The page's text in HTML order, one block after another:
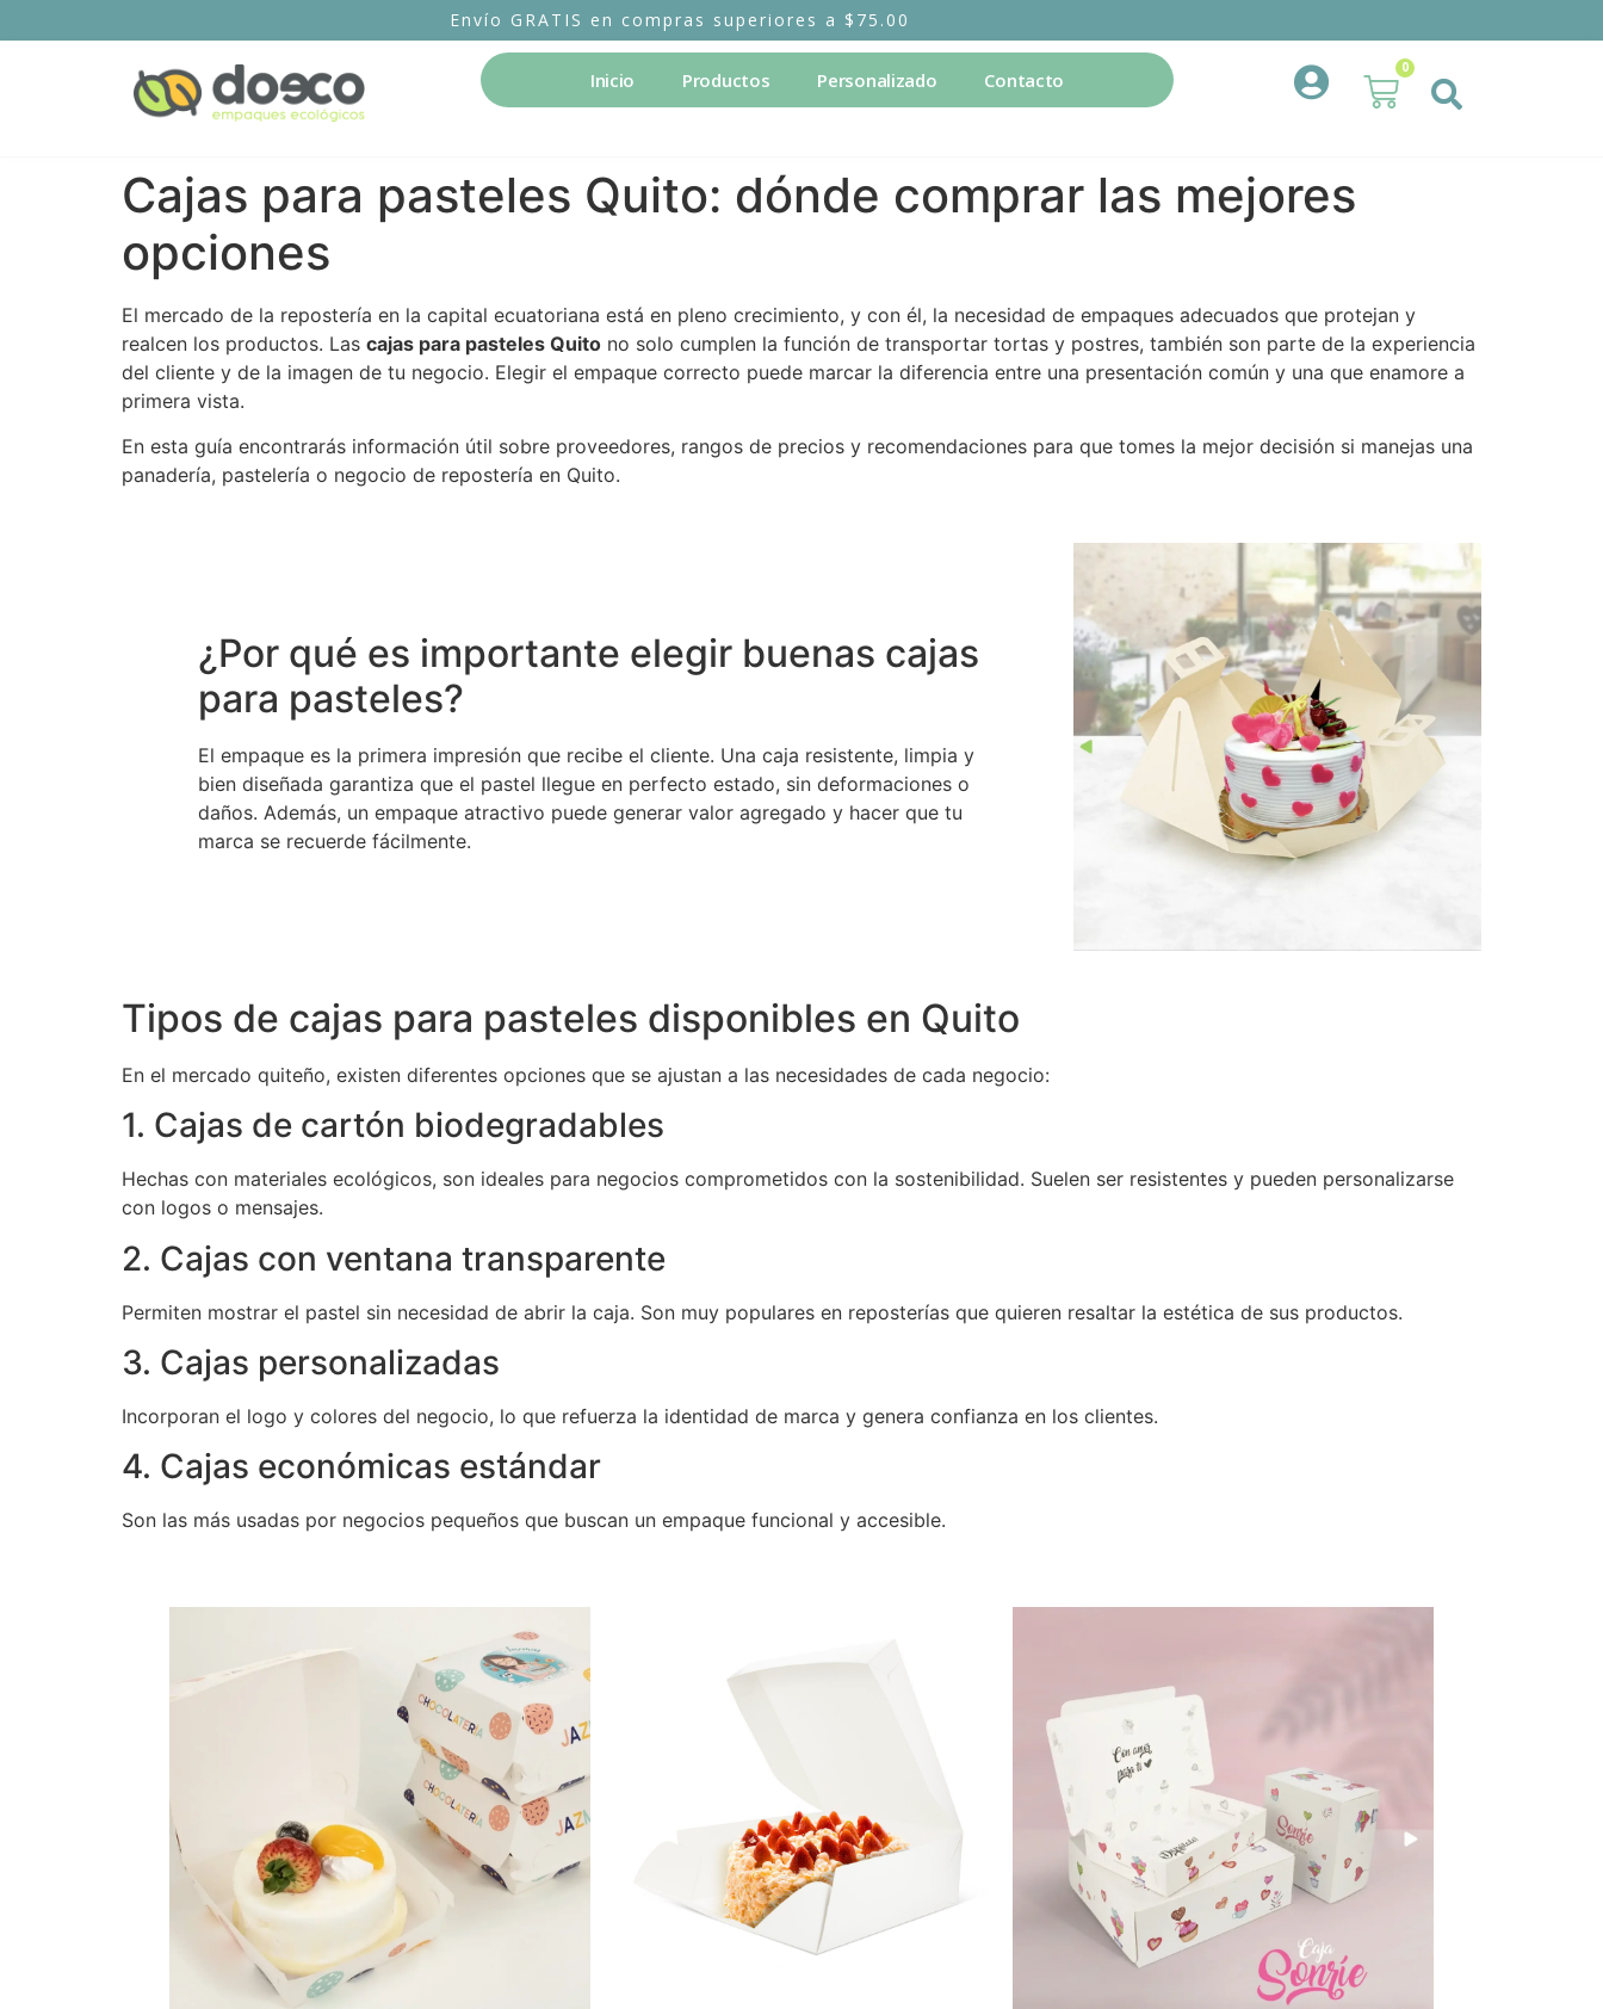
Envío GRATIS en compras superiores a $75.00
Inicio Productos Personalizado Contacto
0
Cajas para pasteles Quito: dónde comprar las mejores
opciones
El mercado de la repostería en la capital ecuatoriana está en pleno crecimiento, y con él, la necesidad de empaques adecuados que protejan y
realcen los productos. Las cajas para pasteles Quito no solo cumplen la función de transportar tortas y postres, también son parte de la experiencia
del cliente y de la imagen de tu negocio. Elegir el empaque correcto puede marcar la diferencia entre una presentación común y una que enamore a
primera vista.
En esta guía encontrarás información útil sobre proveedores, rangos de precios y recomendaciones para que tomes la mejor decisión si manejas una
panadería, pastelería o negocio de repostería en Quito.
¿Por qué es importante elegir buenas cajas
para pasteles?
El empaque es la primera impresión que recibe el cliente. Una caja resistente, limpia y
bien diseñada garantiza que el pastel llegue en perfecto estado, sin deformaciones o
daños. Además, un empaque atractivo puede generar valor agregado y hacer que tu
marca se recuerde fácilmente.
Tipos de cajas para pasteles disponibles en Quito
En el mercado quiteño, existen diferentes opciones que se ajustan a las necesidades de cada negocio:
1. Cajas de cartón biodegradables
Hechas con materiales ecológicos, son ideales para negocios comprometidos con la sostenibilidad. Suelen ser resistentes y pueden personalizarse
con logos o mensajes.
2. Cajas con ventana transparente
Permiten mostrar el pastel sin necesidad de abrir la caja. Son muy populares en reposterías que quieren resaltar la estética de sus productos.
3. Cajas personalizadas
Incorporan el logo y colores del negocio, lo que refuerza la identidad de marca y genera confianza en los clientes.
4. Cajas económicas estándar
Son las más usadas por negocios pequeños que buscan un empaque funcional y accesible.